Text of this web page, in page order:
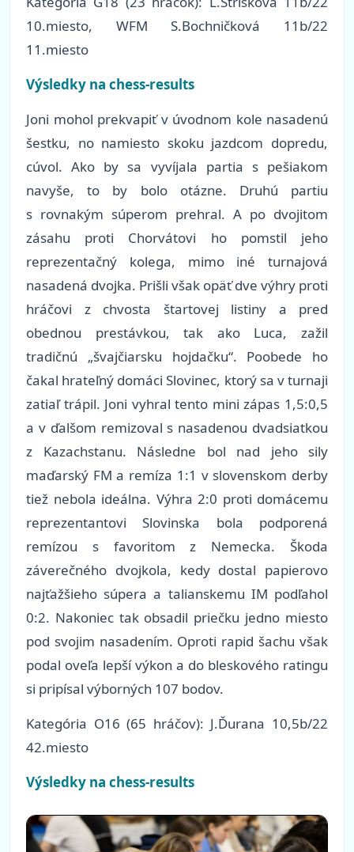
10.miesto, WFM S.Bochničková 11b/22
11.miesto
Výsledky na chess-results
Joni mohol prekvapiť v úvodnom kole nasadenú
šestku, no namiesto skoku jazdcom dopredu,
cúvol. Ako by sa vyvíjala partia s pešiakom
navyše, to by bolo otázne. Druhú partiu
s rovnakým súperom prehral. A po dvojitom
zásahu proti Chorvátovi ho pomstil jeho
reprezentačný kolega, mimo iné turnajová
nasadená dvojka. Prišli však opäť dve výhry proti
hráčovi z chvosta štartovej listiny a pred
obednou prestávkou, tak ako Luca, zažil
tradičnú „švajčiarsku hojdačku“. Poobede ho
čakal hrateľný domáci Slovinec, ktorý sa v turnaji
zatiaľ trápil. Joni vyhral tento mini zápas 1,5:0,5
a v ďalšom remizoval s nasadenou dvadsiatkou
z Kazachstanu. Následne bol nad jeho sily
maďarský FM a remíza 1:1 v slovenskom derby
tiež nebola ideálna. Výhra 2:0 proti domácemu
reprezentantovi Slovinska bola podporená
remízou s favoritom z Nemecka. Škoda
záverečného dvojkola, kedy dostal papierovo
najťažšieho súpera a talianskemu IM podľahol
0:2. Nakoniec tak obsadil priečku jedno miesto
pod svojim nasadením. Oproti rapid šachu však
podal oveľa lepší výkon a do bleskového ratingu
si pripísal výborných 107 bodov.
Kategória O16 (65 hráčov): J.Ďurana 10,5b/22
42.miesto
Výsledky na chess-results